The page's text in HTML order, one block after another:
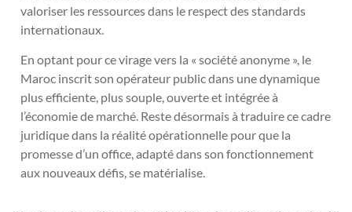
valoriser les ressources dans le respect des standards
internationaux.
En optant pour ce virage vers la « société anonyme », le
Maroc inscrit son opérateur public dans une dynamique
plus efficiente, plus souple, ouverte et intégrée à
l’économie de marché. Reste désormais à traduire ce cadre
juridique dans la réalité opérationnelle pour que la
promesse d’un office, adapté dans son fonctionnement
aux nouveaux défis, se matérialise.